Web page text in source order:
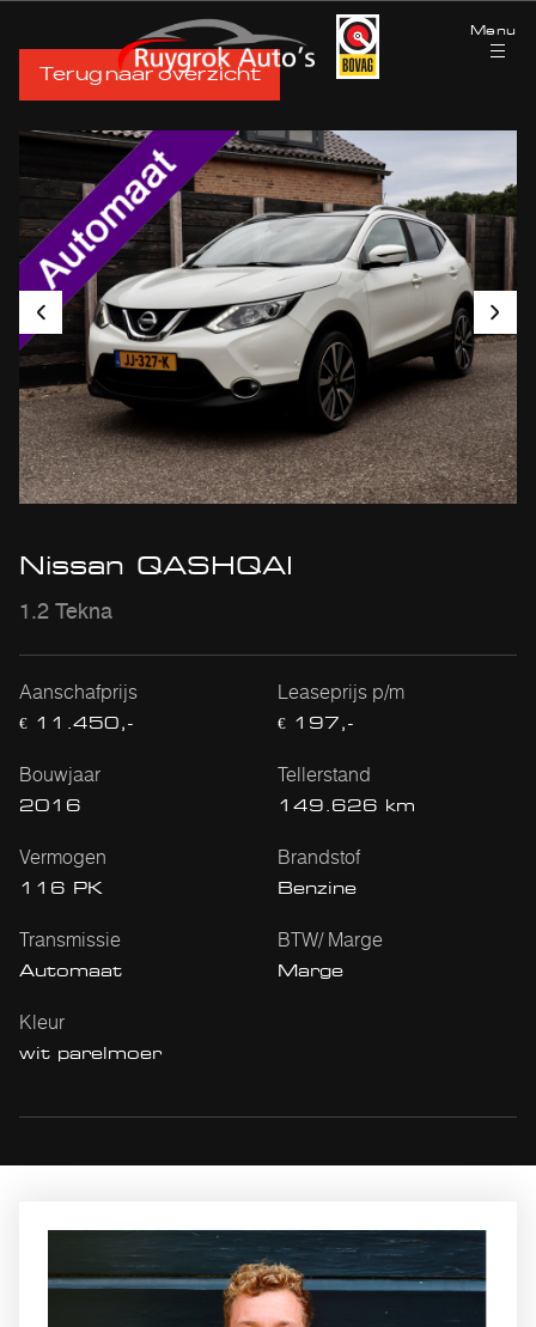
Menu
Terug naar overzicht
Nissan QASHQAI
1.2 Tekna
Aanschafprijs
€ 11.450,-
Leaseprijs p/m
€ 197,-
Bouwjaar
2016
Tellerstand
149.626 km
Vermogen
116 PK
Brandstof
Benzine
Transmissie
Automaat
BTW/ Marge
Marge
Kleur
wit parelmoer